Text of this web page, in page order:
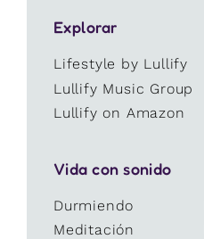
Explorar
Lifestyle by Lullify
Lullify Music Group
Lullify on Amazon
Vida con sonido
Durmiendo
Meditación